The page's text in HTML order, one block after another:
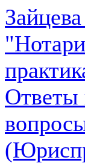
Ответы